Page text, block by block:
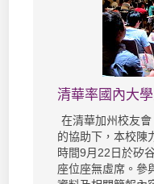
清華率國內大
在清華加州校友
的協助下，本校陳
時間9月22日於矽
座位座無虛席。參